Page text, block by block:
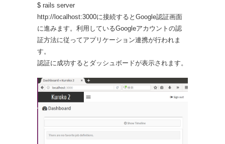
$ rails server
http://localhost:3000に接続するとGoogle認証画面
に進みます。利用しているGoogleアカウントの認
証方法に従ってアプリケーション連携が行われま
す。
認証に成功するとダッシュボードが表示されます。